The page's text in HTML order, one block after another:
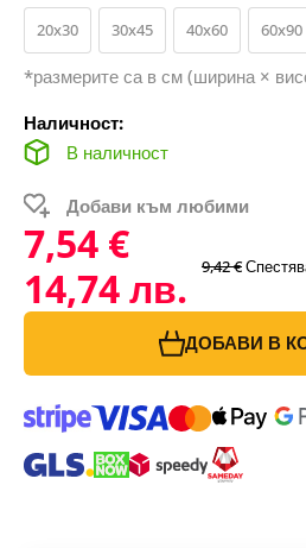
20x30 30x45 40x60 60x90
*размерите са в см (ширина ×
Наличност:
В наличност
Добави към любими
7,54 €
14,74 лв.
9,42 €
ДОБАВИ В